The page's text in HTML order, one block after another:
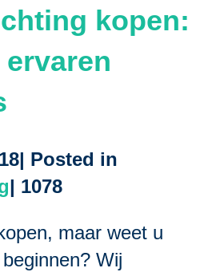
kopen:
Posted in
| 1078
maar weet u
Wij